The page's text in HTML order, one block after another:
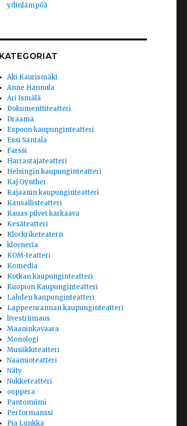
ydinlämpöä
KATEGORIAT
Aki Kaurismäki
Anne Hannula
Ari Ismälä
Dokumenttiteatteri
Draama
Espoon kaupunginteatteri
Essi Santala
Farssi
Harrastajateatteri
Helsingin kaupunginteatteri
Kaj Gynther
Kajaanin kaupunginteatteri
Kansallisteatteri
Kauas pilvet karkaava
Kesäteatteri
Klockriketeatern
klovneria
KOM-teatteri
Komedia
Kotkan kaupunginteatteri
Kuopion Kaupunginteatteri
Lahden kaupunginteatteri
Lappeenrannan kaupunginteatteri
livestriimaus
Maaninkavaara
Monologi
Musiikkiteatteri
Naamioteatteri
Näty
Nukketeatteri
ooppera
Pantomiimi
Performanssi
Pia Lunkka